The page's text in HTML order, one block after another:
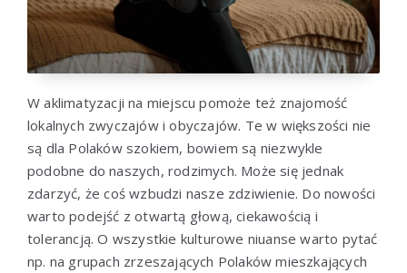
W aklimatyzacji na miejscu pomoże też znajomość
lokalnych zwyczajów i obyczajów. Te w większości nie
są dla Polaków szokiem, bowiem są niezwykle
podobne do naszych, rodzimych. Może się jednak
zdarzyć, że coś wzbudzi nasze zdziwienie. Do nowości
warto podejść z otwartą głową, ciekawością i
tolerancją. O wszystkie kulturowe niuanse warto pytać
np. na grupach zrzeszających Polaków mieszkających